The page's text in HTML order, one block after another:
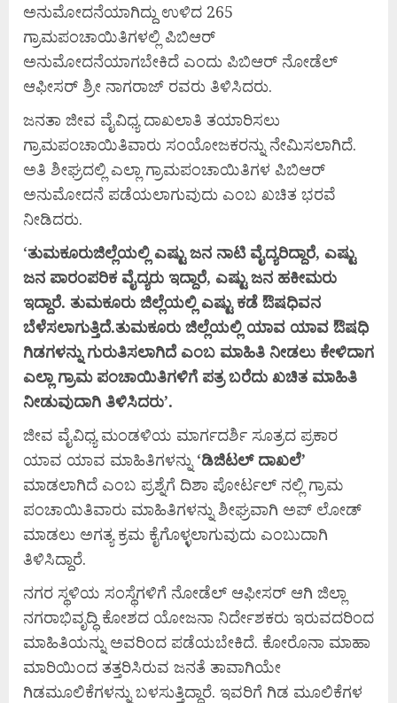
ಅನುಮೋದನೆಯಾಗಿದ್ದು ಉಳಿದ 265
ಗ್ರಾಮಪಂಚಾಯಿತಿಗಳಲ್ಲಿ ಪಿಬಿಆರ್
ಅನುಮೋದನೆಯಾಗಬೇಕಿದೆ ಎಂದು ಪಿಬಿಆರ್ ನೋಡೆಲ್
ಆಫೀಸರ್ ಶ್ರೀ ನಾಗರಾಜ್ ರವರು ತಿಳಿಸಿದರು.
ಜನತಾ ಜೀವ ವೈವಿಧ್ಯ ದಾಖಲಾತಿ ತಯಾರಿಸಲು
ಗ್ರಾಮಪಂಚಾಯಿತಿವಾರು ಸಂಯೋಜಕರನ್ನು ನೇಮಿಸಲಾಗಿದೆ.
ಅತಿ ಶೀಘ್ರದಲ್ಲಿ ಎಲ್ಲಾ ಗ್ರಾಮಪಂಚಾಯಿತಿಗಳ ಪಿಬಿಆರ್
ಅನುಮೋದನೆ ಪಡೆಯಲಾಗುವುದು ಎಂಬ ಖಚಿತ ಭರವೆ
ನೀಡಿದರು.
‘ತುಮಕೂರುಜಿಲ್ಲೆಯಲ್ಲಿ ಎಷ್ಟುಜನ ನಾಟಿ ವೈದ್ಯರಿದ್ದಾರೆ, ಎಷ್ಟು
ಜನ ಪಾರಂಪರಿಕ ವೈದ್ಯರು ಇದ್ದಾರೆ, ಎಷ್ಟುಜನ ಹಕೀಮರು
ಇದ್ದಾರೆ. ತುಮಕೂರು ಜಿಲ್ಲೆಯಲ್ಲಿ ಎಷ್ಟುಕಡೆ ಔಷಧಿವನ
ಬೆಳೆಸಲಾಗುತ್ತಿದೆ.ತುಮಕೂರು ಜಿಲ್ಲೆಯಲ್ಲಿ ಯಾವ ಯಾವ ಔಷಧಿ
ಗಿಡಗಳನ್ನುಗುರುತಿಸಲಾಗಿದೆ ಎಂಬ ಮಾಹಿತಿ ನೀಡಲು ಕೇಳಿದಾಗ
ಎಲ್ಲಾ ಗ್ರಾಮ ಪಂಚಾಯಿತಿಗಳಿಗೆ ಪತ್ರಬರೆದು ಖಚಿತ ಮಾಹಿತಿ
ನೀಡುವುದಾಗಿ ತಿಳಿಸಿದರು’.
ಜೀವ ವೈವಿಧ್ಯ ಮಂಡಳಿಯ ಮಾರ್ಗದರ್ಶಿ ಸೂತ್ರದ ಪ್ರಕಾರ
ಯಾವ ಯಾವ ಮಾಹಿತಿಗಳನ್ನು ‘ಡಿಜಿಟಲ್ ದಾಖಲೆ’
ಮಾಡಲಾಗಿದೆ ಎಂಬ ಪ್ರಶ್ನೆಗೆ ದಿಶಾ ಪೋರ್ಟಲ್ ನಲ್ಲಿ ಗ್ರಾಮ
ಪಂಚಾಯಿತಿವಾರು ಮಾಹಿತಿಗಳನ್ನು ಶೀಘ್ರವಾಗಿ ಅಪ್ ಲೋಡ್
ಮಾಡಲು ಅಗತ್ಯ ಕ್ರಮ ಕೈಗೊಳ್ಳಲಾಗುವುದು ಎಂಬುದಾಗಿ
ತಿಳಿಸಿದ್ದಾರೆ.
ನಗರ ಸ್ಥಳಿಯ ಸಂಸ್ಥೆಗಳಿಗೆ ನೋಡೆಲ್ ಆಫೀಸರ್ ಆಗಿ ಜಿಲ್ಲಾ
ನಗರಾಭಿವೃದ್ಧಿ ಕೋಶದ ಯೋಜನಾ ನಿರ್ದೇಶಕರು ಇರುವದರಿಂದ
ಮಾಹಿತಿಯನ್ನು ಅವರಿಂದ ಪಡೆಯಬೇಕಿದೆ. ಕೋರೊನಾ ಮಾಹಾ
ಮಾರಿಯಿಂದ ತತ್ತರಿಸಿರುವ ಜನತೆ ತಾವಾಗಿಯೇ
ಗಿಡಮೂಲಿಕೆಗಳನ್ನು ಬಳಸುತ್ತಿದ್ದಾರೆ. ಇವರಿಗೆ ಗಿಡ ಮೂಲಿಕೆಗಳ